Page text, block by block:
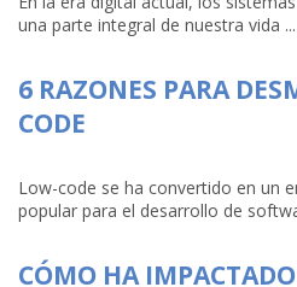
una parte integral de nuestra vida ...
6 RAZONES PARA
CODE
Low-code se ha convertido en un
popular para el desarrollo de
CÓMO HA